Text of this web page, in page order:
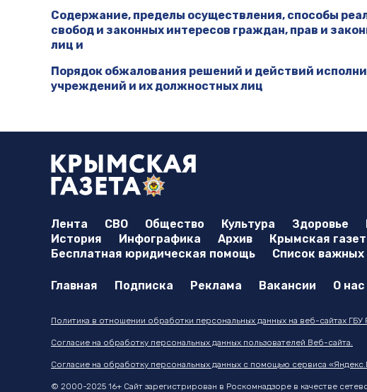
Содержание, пределы осуществления, способы
свобод и законных интересов граждан, прав и
лиц и
Порядок обжалования решений и действий
учреждений и их должностных лиц
Лента СВО Общество Культура Здоровье
История
Инфографика Архив Крымская
Бесплатная юридическая помощь
Список
Главная Подписка Реклама Вакансии О нас
Политика в отношении обработки персональных данных на веб-сайтах ГБУ
Согласие на обработку персональных данных пользователей Веб-сайта.
Согласие на обработку персональных данных с помощью сервиса
© 2000-2025 16+ Сайт зарегистрирован в Роскомнадзоре в качестве